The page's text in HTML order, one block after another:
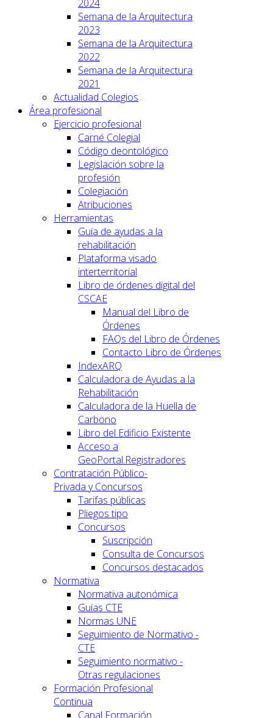
2024
Semana de la Arquitectura
2023
Semana de la Arquitectura
2022
Semana de la Arquitectura
2021
Actualidad Colegios
Área profesional
Ejercicio profesional
Carné Colegial
Código deontológico
Legislación sobre la
profesión
Colegiación
Atribuciones
Herramientas
Guía de ayudas a la
rehabilitación
Plataforma visado
interterritorial
Libro de órdenes digital del
CSCAE
Manual del Libro de
Órdenes
FAQs del Libro de Órdenes
Contacto Libro de Órdenes
IndexARQ
Calculadora de Ayudas a la
Rehabilitación
Calculadora de la Huella de
Carbono
Libro del Edificio Existente
Acceso a
GeoPortal.Registradores
Contratación Público-
Privada y Concursos
Tarifas públicas
Pliegos tipo
Concursos
Suscripción
Consulta de Concursos
Concursos destacados
Normativa
Normativa autonómica
Guías CTE
Normas UNE
Seguimiento de Normativo -
CTE
Seguimiento normativo -
Otras regulaciones
Formación Profesional
Continua
Canal Formación